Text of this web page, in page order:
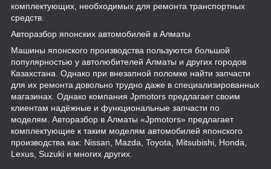
комплектующих, необходимых для ремонта транспортных
средств.
Авторазбор японских автомобилей в Алматы
Машины японского производства пользуются большой
популярностью у автолюбителей Алматы и других городов
Казахстана. Однако при внезапной поломке найти запчасти
для их ремонта довольно трудно даже в специализированных
магазинах. Однако компания Jpmotors предлагает своим
клиентам надёжные и функциональные запчасти по
моделям. Авторазбор в Алматы «Jpmotors» предлагает
комплектующие к таким моделям автомобилей японского
производства как: Nissan, Mazda, Toyota, Mitsubishi, Honda,
Lexus, Suzuki и многих других.